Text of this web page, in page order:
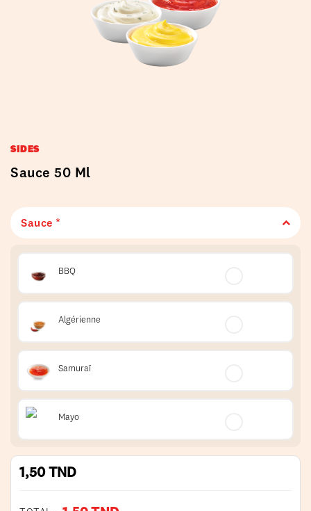
SIDES
Sauce 50 Ml
Sauce *
BBQ
Algérienne
Samuraï
Mayo
1,50 TND